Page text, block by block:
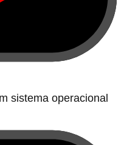
sistema operacional